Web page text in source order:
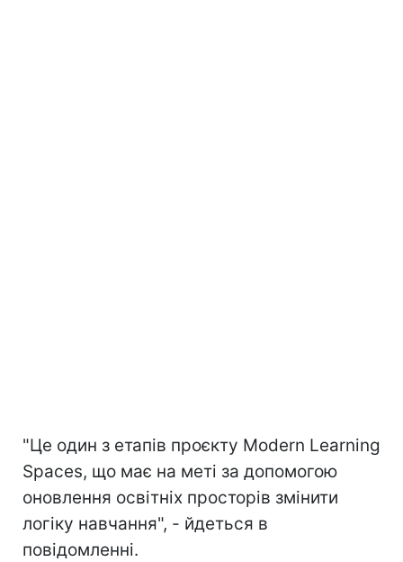
"Це один з етапів проєкту Modern Learning
Spaces, що має на меті за допомогою
оновлення освітніх просторів змінити
логіку навчання", - йдеться в
повідомленні.